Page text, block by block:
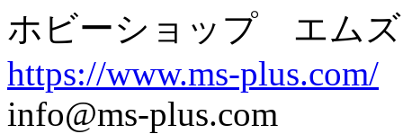
ホビーショップ エム
https://www.ms-plus.com/
info@ms-plus.com